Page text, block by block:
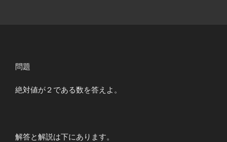
問題
絶対値が２である数を答えよ。
解答と解説は下にあります。